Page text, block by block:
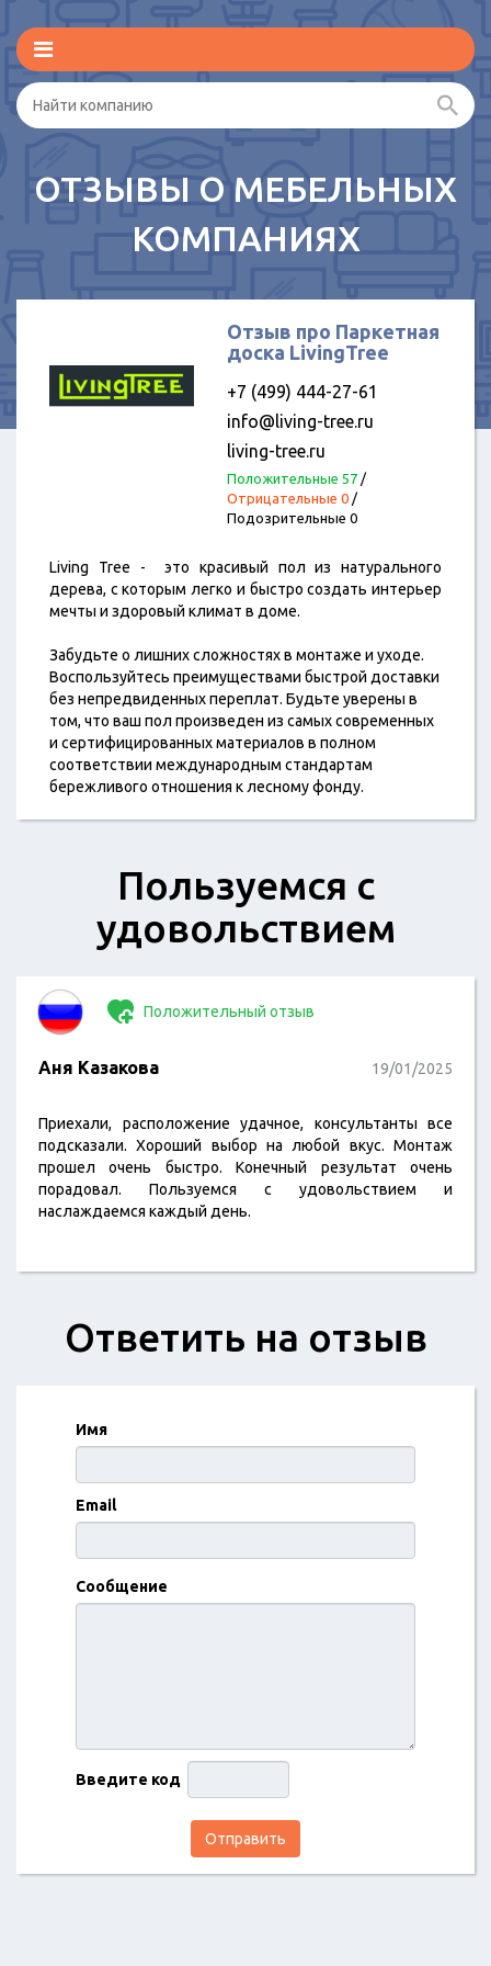
ОТЗЫВЫ О МЕБЕЛЬНЫХ
КОМПАНИЯХ
Отзыв про Паркетная
доска LivingTree
+7 (499) 444-27-61
info@living-tree.ru
living-tree.ru
Положительные 57/
Отрицательные 0/
Подозрительные 0
Living Tree - это красивый пол из натурального
дерева, с которым легко и быстро создать интерьер
мечты и здоровый климат в доме.
Забудьте о лишних сложностях в монтаже и уходе.
Воспользуйтесь преимуществами быстрой доставки
без непредвиденных переплат. Будьте уверены в
том, что ваш пол произведен из самых современных
и сертифицированных материалов в полном
соответствии международным стандартам
бережливого отношения к лесному фонду.
Пользуемся с
удовольствием
Положительный отзыв
Аня Казакова 19/01/2025
Приехали, расположение удачное, консультанты все
подсказали. Хороший выбор на любой вкус. Монтаж
прошел очень быстро. Конечный результат очень
порадовал. Пользуемся с удовольствием и
наслаждаемся каждый день.
Ответить на отзыв
Имя
Email
Сообщение
Введите код
Отправить